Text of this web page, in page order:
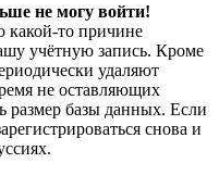
не могу войти!
какой-то причине
учётную запись. Кроме
удаляют
не оставляющих
размер базы данных. Если
снова и